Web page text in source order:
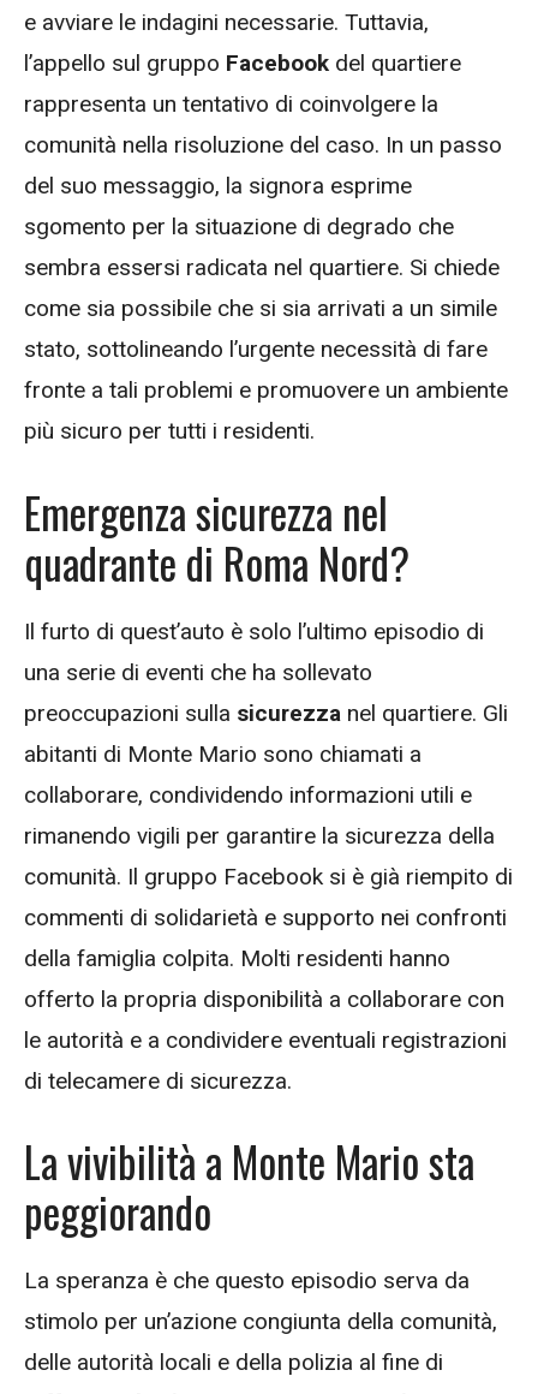
e avviare le indagini necessarie. Tuttavia,
l’appello sul gruppo Facebook del quartiere
rappresenta un tentativo di coinvolgere la
comunità nella risoluzione del caso. In un passo
del suo messaggio, la signora esprime
sgomento per la situazione di degrado che
sembra essersi radicata nel quartiere. Si chiede
come sia possibile che si sia arrivati a un simile
stato, sottolineando l’urgente necessità di fare
fronte a tali problemi e promuovere un ambiente
più sicuro per tutti i residenti.
Emergenza sicurezza nel
quadrante di Roma Nord?
Il furto di quest’auto è solo l’ultimo episodio di
una serie di eventi che ha sollevato
preoccupazioni sulla sicurezza nel quartiere. Gli
abitanti di Monte Mario sono chiamati a
collaborare, condividendo informazioni utili e
rimanendo vigili per garantire la sicurezza della
comunità. Il gruppo Facebook si è già riempito di
commenti di solidarietà e supporto nei confronti
della famiglia colpita. Molti residenti hanno
offerto la propria disponibilità a collaborare con
le autorità e a condividere eventuali registrazioni
di telecamere di sicurezza.
La vivibilità a Monte Mario sta
peggiorando
La speranza è che questo episodio serva da
stimolo per un’azione congiunta della comunità,
delle autorità locali e della polizia al fine di